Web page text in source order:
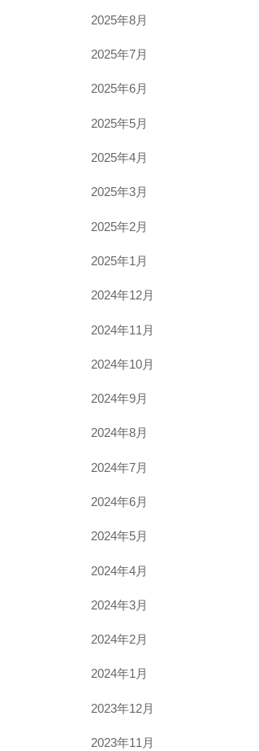
2025年8月
2025年7月
2025年6月
2025年5月
2025年4月
2025年3月
2025年2月
2025年1月
2024年12月
2024年11月
2024年10月
2024年9月
2024年8月
2024年7月
2024年6月
2024年5月
2024年4月
2024年3月
2024年2月
2024年1月
2023年12月
2023年11月